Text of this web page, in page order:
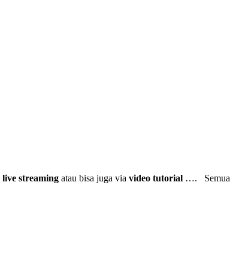
live streaming atau bisa juga via video tutorial …. Semua